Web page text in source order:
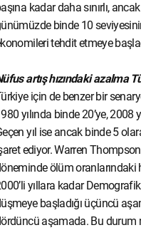
kadar daha sınırlı,
binde 10
tehdit etmeye
artış hızındaki azalma
için de benzer bir
yılında binde 20’ye, 2008
yıl ise ancak binde 5
ediyor. Warren
ölüm oranlarındaki
yıllara kadar
başladığı üçüncü
aşamada. Bu durum